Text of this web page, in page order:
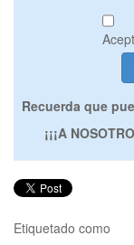
Recuerda que
¡¡¡A
Etiquetado como